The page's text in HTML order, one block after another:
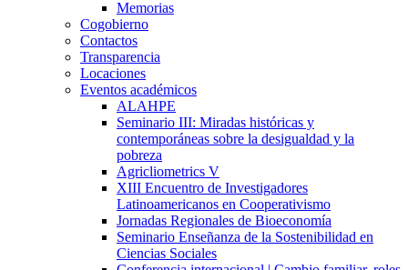
Memorias
Cogobierno
Contactos
Transparencia
Locaciones
Eventos académicos
ALAHPE
Seminario III: Miradas históricas y
contemporáneas sobre la desigualdad y la
pobreza
Agricliometrics V
XIII Encuentro de Investigadores
Latinoamericanos en Cooperativismo
Jornadas Regionales de Bioeconomía
Seminario Enseñanza de la Sostenibilidad en
Ciencias Sociales